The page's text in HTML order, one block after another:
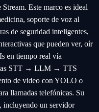
Este marco es ideal
soporte de voz al
de seguridad inteligentes,
que pueden ver, oír
en tiempo real vía
STT → LLM → TTS
de video con YOLO o
llamadas telefónicas. Su
incluyendo un servidor